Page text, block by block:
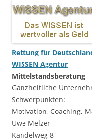
Rettung für
WISSEN Agentur
Mittelstandsberatung
Ganzheitliche
Schwerpunkten:
Motivation, Coaching,
Uwe Melzer
Kandelweg 8